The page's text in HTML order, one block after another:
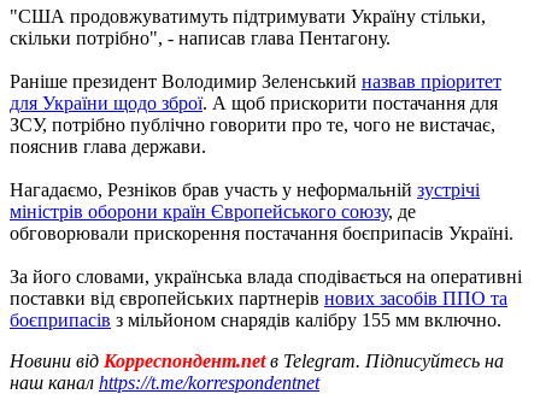
"США продовжуватимуть підтримувати Україну стільки,
скільки потрібно", - написав глава Пентагону.
Раніше президент Володимир Зеленський назвав пріоритет
для України щодо зброї. А щоб прискорити постачання для
ЗСУ, потрібно публічно говорити про те, чого не вистачає,
пояснив глава держави.
Нагадаємо, Резніков брав участь у неформальній зустрічі
міністрів оборони країн Європейського союзу, де
обговорювали прискорення постачання боєприпасів Україні.
За його словами, українська влада сподівається на оперативні
поставки від європейських партнерів нових засобів ППО та
боєприпасів з мільйоном снарядів калібру 155 мм включно.
Новини від Корреспондент.netв Telegram. Підписуйтесь на
наш канал https://t.me/korrespondentnet